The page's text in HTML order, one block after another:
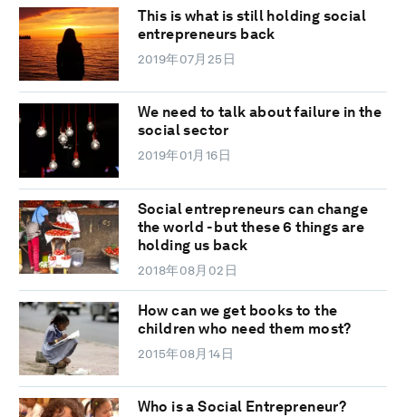
This is what is still holding social
entrepreneurs back
2019年07月25日
We need to talk about failure in the
social sector
2019年01月16日
Social entrepreneurs can change
the world - but these 6 things are
holding us back
2018年08月02日
How can we get books to the
children who need them most?
2015年08月14日
Who is a Social Entrepreneur?